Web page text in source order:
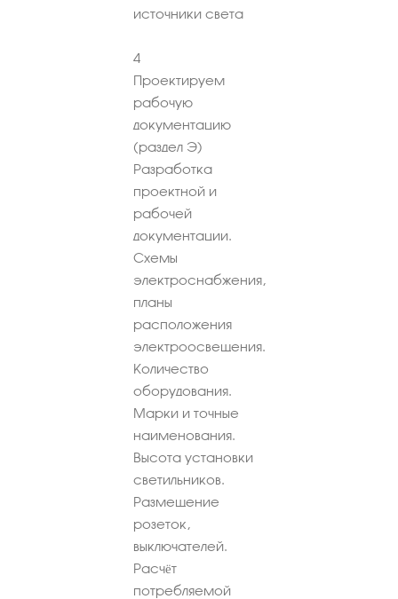
источники света
4
Проектируем
рабочую
документацию
(раздел Э)
Разработка
проектной и
рабочей
документации.
Схемы
электроснабжения,
планы
расположения
электроосвещения.
Количество
оборудования.
Марки и точные
наименования.
Высота установки
светильников.
Размещение
розеток,
выключателей.
Расчёт
потребляемой